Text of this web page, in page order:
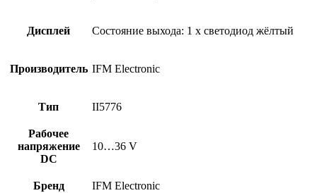
Дисплей Состояние выхода: 1 x светодиод жёлтый
Производитель IFM Electronic
Тип II5776
Рабочее
напряжение
DC
10…36 V
Бренд IFM Electronic